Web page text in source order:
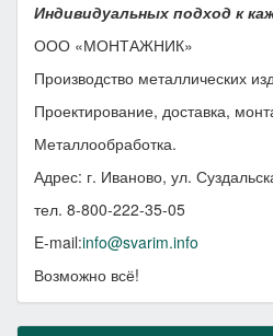
Индивидуальных подход к
ООО «МОНТАЖНИК»
Производство металлических
Проектирование, доставка,
Металлообработка.
Адрес: г. Иваново, ул.
тел. 8-800-222-35-05
E-mail:info@svarim.info
Возможно всё!